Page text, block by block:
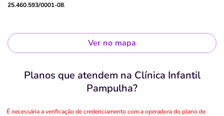
25.460.593/0001-08.
Ver no mapa
Planos que atendem na Clínica Infantil
Pampulha?
É necessária a verificação de credenciamento com a operadora do plano de